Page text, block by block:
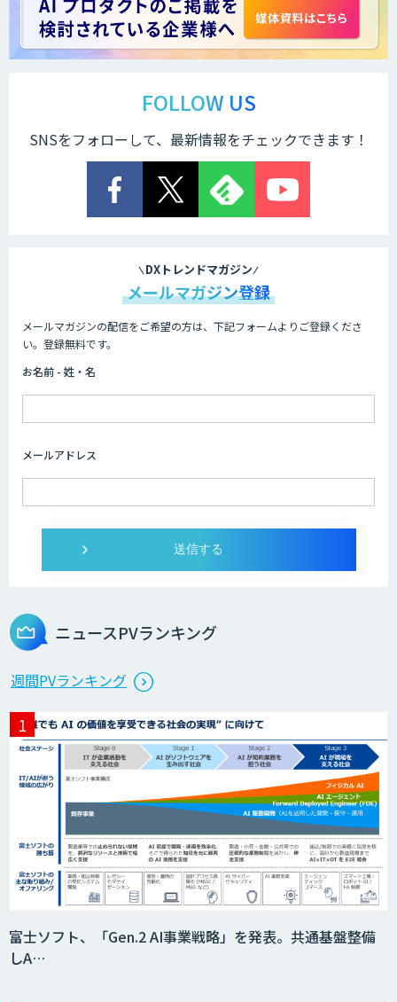
Docify（ドシファイ）
Cogent AI Cabinet
imprai ezKotae
ログミーツ powered by GPT-4
生成AI活用 1day ブートキャンプ
データ分析エージェント
「AI課題の⽬利き」コンサルティングサ
ービス
タ収集・作成
FOLLOW US
SNSをフォローして、最新情報をチェックできます！
DXトレンドマガジン
メールマガジン登録
メールマガジンの配信をご希望の方は、下記フォームよりご登録くださ
い。登録無料です。
お名前 - 姓・名
メールアドレス
ニュースPVランキング
週間PVランキング
富士ソフト、「Gen.2 AI事業戦略」を発表。共通基盤整備
しA…